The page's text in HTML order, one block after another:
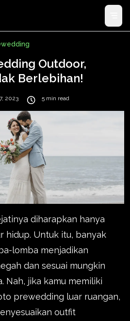
Outdoor,
Berlebihan!
2023 5 min read
diharapkan hanya
hidup. Untuk itu, banyak
lomba menjadikan
dan sesuai mungkin
Nah, jika kamu memiliki
prewedding luar ruangan,
outfit